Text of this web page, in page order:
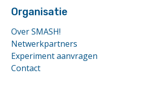
Organisatie
Over SMASH!
Netwerkpartners
Experiment aanvragen
Contact